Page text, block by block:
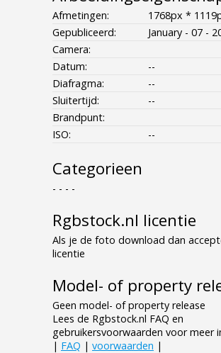
Afmetingen:
1768px *
Gepubliceerd:
January - 07 -
Camera:
Datum:
--
Diafragma:
--
Sluitertijd:
--
Brandpunt:
ISO:
--
Categorieen
- - - -
Rgbstock.nl licentie
Als je de foto download dan
licentie
Model- of property
Geen model- of property release
Lees de Rgbstock.nl FAQ en
gebruikersvoorwaarden voor meer
| FAQ | voorwaarden |